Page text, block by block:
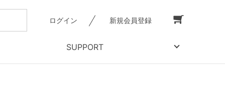
ログイン 新規会員登録
SUPPORT